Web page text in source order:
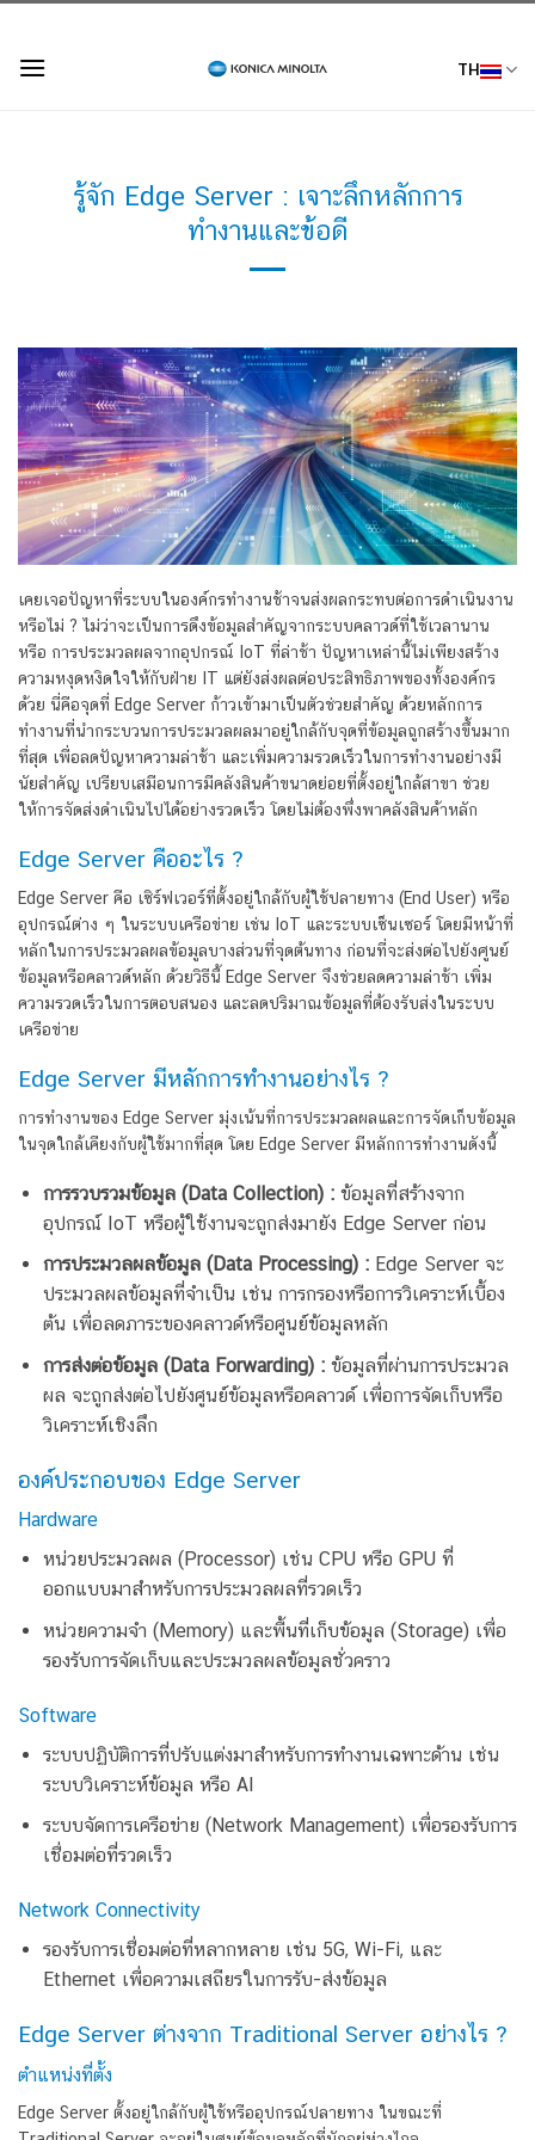
content
TH
รู้จัก Edge Server : เจาะลึกหลักการ
ทำงานและข้อดี
เคยเจอปัญหาที่ระบบในองค์กรทำงานช้าจนส่งผลกระทบต่อการดำเนินงาน
หรือไม่ ? ไม่ว่าจะเป็นการดึงข้อมูลสำคัญจากระบบคลาวด์ที่ใช้เวลานาน
หรือ การประมวลผลจากอุปกรณ์ IoT ที่ล่าช้า ปัญหาเหล่านี้ไม่เพียงสร้าง
ความหงุดหงิดใจให้กับฝ่าย IT แต่ยังส่งผลต่อประสิทธิภาพของทั้งองค์กร
ด้วย นี่คือจุดที่ Edge Server ก้าวเข้ามาเป็นตัวช่วยสำคัญ ด้วยหลักการ
ทำงานที่นำกระบวนการประมวลผลมาอยู่ใกล้กับจุดที่ข้อมูลถูกสร้างขึ้นมาก
ที่สุด เพื่อลดปัญหาความล่าช้า และเพิ่มความรวดเร็วในการทำงานอย่างมี
นัยสำคัญ เปรียบเสมือนการมีคลังสินค้าขนาดย่อยที่ตั้งอยู่ใกล้สาขา ช่วย
ให้การจัดส่งดำเนินไปได้อย่างรวดเร็ว โดยไม่ต้องพึ่งพาคลังสินค้าหลัก
Edge Server คืออะไร ?
Edge Server คือ เซิร์ฟเวอร์ที่ตั้งอยู่ใกล้กับผู้ใช้ปลายทาง (End User) หรือ
อุปกรณ์ต่าง ๆ ในระบบเครือข่าย เช่น IoT และระบบเซ็นเซอร์ โดยมีหน้าที่
หลักในการประมวลผลข้อมูลบางส่วนที่จุดต้นทาง ก่อนที่จะส่งต่อไปยังศูนย์
ข้อมูลหรือคลาวด์หลัก ด้วยวิธีนี้ Edge Server จึงช่วยลดความล่าช้า เพิ่ม
ความรวดเร็วในการตอบสนอง และลดปริมาณข้อมูลที่ต้องรับส่งในระบบ
เครือข่าย
Edge Server มีหลักการทำงานอย่างไร ?
การทำงานของ Edge Server มุ่งเน้นที่การประมวลผลและการจัดเก็บข้อมูล
ในจุดใกล้เคียงกับผู้ใช้มากที่สุด โดย Edge Server มีหลักการทำงานดังนี้
การรวบรวมข้อมูล (Data Collection) :ข้อมูลที่สร้างจาก
อุปกรณ์ IoT หรือผู้ใช้งานจะถูกส่งมายัง Edge Server ก่อน
การประมวลผลข้อมูล (Data Processing) :Edge Server จะ
ประมวลผลข้อมูลที่จำเป็น เช่น การกรองหรือการวิเคราะห์เบื้อง
ต้น เพื่อลดภาระของคลาวด์หรือศูนย์ข้อมูลหลัก
การส่งต่อข้อมูล (Data Forwarding) :ข้อมูลที่ผ่านการประมวล
ผล จะถูกส่งต่อไปยังศูนย์ข้อมูลหรือคลาวด์ เพื่อการจัดเก็บหรือ
วิเคราะห์เชิงลึก
องค์ประกอบของ Edge Server
Hardware
หน่วยประมวลผล (Processor) เช่น CPU หรือ GPU ที่
ออกแบบมาสำหรับการประมวลผลที่รวดเร็ว
หน่วยความจำ (Memory) และพื้นที่เก็บข้อมูล (Storage) เพื่อ
รองรับการจัดเก็บและประมวลผลข้อมูลชั่วคราว
Software
ระบบปฏิบัติการที่ปรับแต่งมาสำหรับการทำงานเฉพาะด้าน เช่น
ระบบวิเคราะห์ข้อมูล หรือ AI
ระบบจัดการเครือข่าย (Network Management) เพื่อรองรับการ
เชื่อมต่อที่รวดเร็ว
Network Connectivity
รองรับการเชื่อมต่อที่หลากหลาย เช่น 5G, Wi-Fi, และ
Ethernet เพื่อความเสถียรในการรับ-ส่งข้อมูล
Edge Server ต่างจาก Traditional Server อย่างไร ?
ตำแหน่งที่ตั้ง
Edge Server ตั้งอยู่ใกล้กับผู้ใช้หรืออุปกรณ์ปลายทาง ในขณะที่